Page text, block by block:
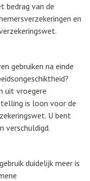
bedrag van de
en
gebruiken na einde
uit vroegere
is loon voor de
U bent
verschuldigd.
duidelijk meer is